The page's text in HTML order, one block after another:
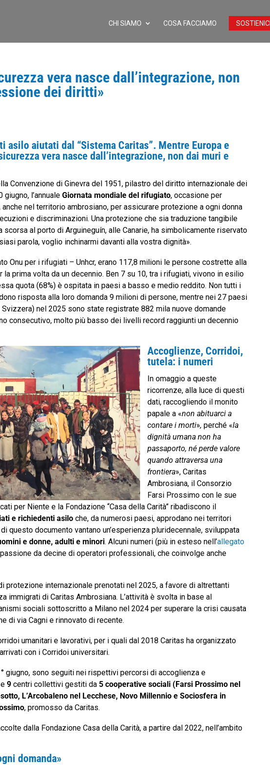
CHI SIAMO COSA FACCIAMO SOSTIENICI
vera nasce dall’integrazione, non
dei diritti»
aiutati dal “Sistema Caritas”. Mentre Europa e
vera nasce dall’integrazione, non dai muri e
Convenzione di Ginevra del 1951, pilastro del diritto internazionale dei
giugno, l’annualeGiornata mondiale del rifugiato, occasione per
nel territorio ambrosiano, per assicurare protezione a ogni donna
e discriminazioni. Una protezione che sia traduzione tangibile
al porto di Arguineguín, alle Canarie, ha simbolicamente riservato
parola, voglio inchinarmi davanti alla vostra dignità».
Onu per i rifugiati – Unhcr, erano 117,8 milioni le persone costrette alla
la prima volta da un decennio. Ben 7 su 10, tra i rifugiati, vivono in esilio
quota (68%) è ospitata in paesi a basso e medio reddito. Non tutti i
risposta alla loro domanda 9 milioni di persone, mentre nei 27 paesi
nel 2025 sono state registrate 882 mila nuove domande
consecutivo, molto più basso dei livelli record raggiunti un decennio
Accoglienze, Corridoi,
tutela: i numeri
In omaggio a queste
ricorrenze, alla luce di questi
dati, raccogliendo il monito
papale a «non abituarci a
contare i morti»,perché «la
dignità umana non ha
passaporto, né perde valore
quando attraversa una
frontiera», Caritas
Ambrosiana, il Consorzio
Farsi Prossimo con le sue
per Niente e la Fondazione “Casa della Carità” ribadiscono il
e richiedenti asilo che, da numerosi paesi, approdano nei territori
questo documento vantano un’esperienza pluridecennale, sviluppata
e donne, adulti e minori. Alcuni numeri (più in esteso nell’allegato
da decine di operatori professionali, che coinvolge anche
protezione internazionale prenotati nel 2025, a favore di altrettanti
immigrati di Caritas Ambrosiana. L’attività è svolta in base al
sociali sottoscritto a Milano nel 2024 per superare la crisi causata
di via Cagni e rinnovato di recente.
umanitari e lavorativi, per i quali dal 2018 Caritas ha organizzato
con i Corridoi universitari.
giugno, sono seguiti nei rispettivi percorsi di accoglienza e
e9 centri collettivi gestiti da 5 cooperative sociali (Farsi Prossimo nel
L’Arcobaleno nel Lecchese, Novo Millennio e Sociosfera in
, promosso da Caritas.
dalla Fondazione Casa della Carità, a partire dal 2022, nell’ambito
domanda»